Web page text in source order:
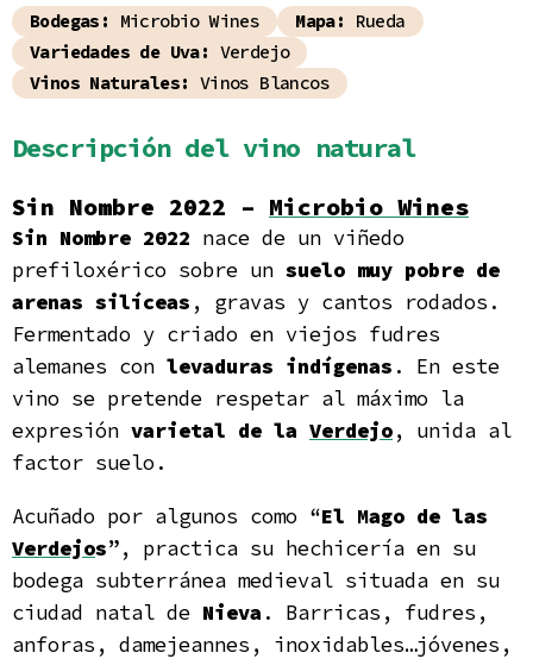
Bodegas: Microbio Wines Mapa:
Rueda
Variedades de Uva: Verdejo
Vinos Naturales: Vinos Blancos
Descripción del vino natural
Sin Nombre 2022 – Microbio Wines
Sin Nombre 2022 nace de un viñedo
prefiloxérico sobre un suelo muy pobre de
arenas silíceas , gravas y cantos rodados.
Fermentado y criado en viejos fudres
alemanes con levaduras indígenas . En este
vino se pretende respetar al máximo la
expresión varietal de la Verdejo, unida al
factor suelo.
Acuñado por algunos como “El Mago de las
Verdejos”, practica su hechicería en su
bodega subterránea medieval situada en su
ciudad natal de Nieva . Barricas, fudres,
anforas, damejeannes, inoxidables…jóvenes,